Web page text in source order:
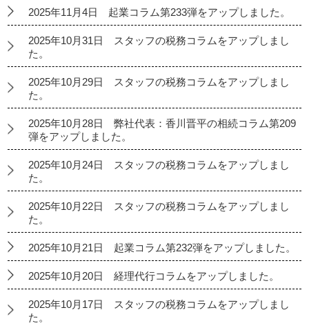
2025年11月4日 起業コラム第233弾をアップしました。
2025年10月31日 スタッフの税務コラムをアップしまし
た。
2025年10月29日 スタッフの税務コラムをアップしまし
た。
2025年10月28日 弊社代表：香川晋平の相続コラム第209
弾をアップしました。
2025年10月24日 スタッフの税務コラムをアップしまし
た。
2025年10月22日 スタッフの税務コラムをアップしまし
た。
2025年10月21日 起業コラム第232弾をアップしました。
2025年10月20日 経理代行コラムをアップしました。
2025年10月17日 スタッフの税務コラムをアップしまし
た。